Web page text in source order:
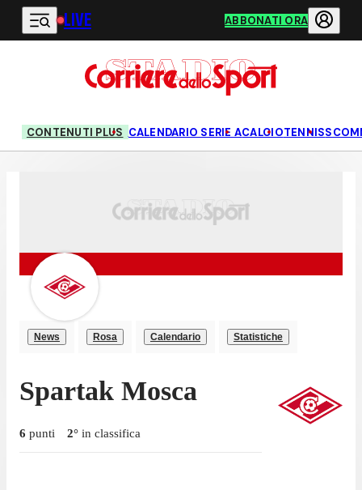
Vai al contenuto principale
LIVE ABBONATI ORA
CONTENUTI PLUS CALENDARIO SERIE ACALCIOTENNIS
News Rosa Calendario Statistiche
Spartak Mosca
6 punti 2° in classifica